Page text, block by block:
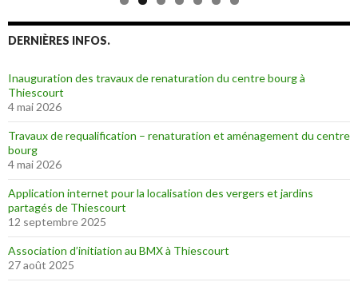
DERNIÈRES INFOS.
Inauguration des travaux de renaturation du centre bourg à
Thiescourt
4 mai 2026
Travaux de requalification – renaturation et aménagement du centre
bourg
4 mai 2026
Application internet pour la localisation des vergers et jardins
partagés de Thiescourt
12 septembre 2025
Association d’initiation au BMX à Thiescourt
27 août 2025